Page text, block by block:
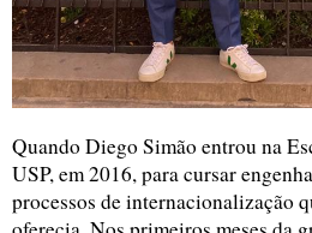
Quando Diego Simão entrou na
USP, em 2016, para cursar
processos de internacionalização